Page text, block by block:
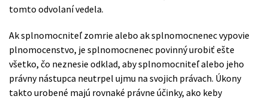
tomto odvolaní vedela.
Ak splnomocniteľ zomrie alebo ak splnomocnenec vypovie
plnomocenstvo, je splnomocnenec povinný urobiť ešte
všetko, čo neznesie odklad, aby splnomocniteľ alebo jeho
právny nástupca neutrpel ujmu na svojich právach. Úkony
takto urobené majú rovnaké právne účinky, ako keby